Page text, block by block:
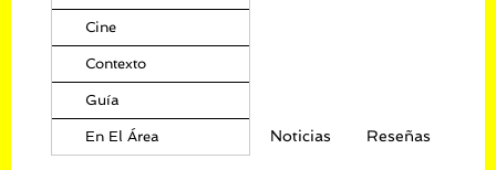
Cine
Contexto
Guía
En El Área Noticias Reseñas